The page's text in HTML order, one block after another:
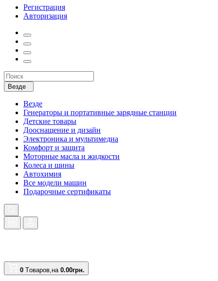
Регистрация
Авторизация
Везде
Везде
Генераторы и портативные зарядные станции
Детские товары
Дооснащение и дизайн
Электроника и мультимедиа
Комфорт и защита
Моторные масла и жидкости
Колеса и шины
Автохимия
Все модели машин
Подарочные сертификаты
0 Tоваров,на 0.00грн.